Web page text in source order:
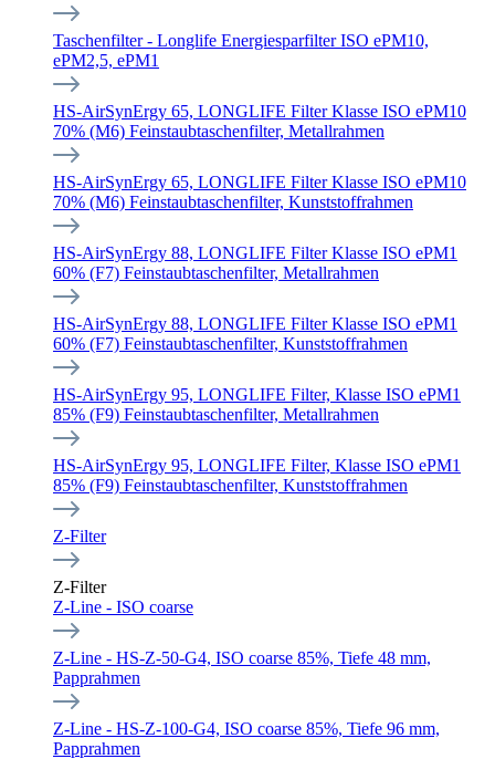
Taschenfilter - Longlife Energiesparfilter ISO ePM10,
ePM2,5, ePM1
HS-AirSynErgy 65, LONGLIFE Filter Klasse ISO ePM10
70% (M6) Feinstaubtaschenfilter, Metallrahmen
HS-AirSynErgy 65, LONGLIFE Filter Klasse ISO ePM10
70% (M6) Feinstaubtaschenfilter, Kunststoffrahmen
HS-AirSynErgy 88, LONGLIFE Filter Klasse ISO ePM1
60% (F7) Feinstaubtaschenfilter, Metallrahmen
HS-AirSynErgy 88, LONGLIFE Filter Klasse ISO ePM1
60% (F7) Feinstaubtaschenfilter, Kunststoffrahmen
HS-AirSynErgy 95, LONGLIFE Filter, Klasse ISO ePM1
85% (F9) Feinstaubtaschenfilter, Metallrahmen
HS-AirSynErgy 95, LONGLIFE Filter, Klasse ISO ePM1
85% (F9) Feinstaubtaschenfilter, Kunststoffrahmen
Z-Filter
Z-Filter
Z-Line - ISO coarse
Z-Line - HS-Z-50-G4, ISO coarse 85%, Tiefe 48 mm,
Papprahmen
Z-Line - HS-Z-100-G4, ISO coarse 85%, Tiefe 96 mm,
Papprahmen